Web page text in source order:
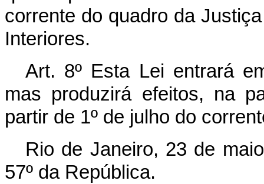
corrente do quadro da
Interiores.
Art. 8º Esta Lei entrará
mas produzirá efeitos, na
partir de 1º de julho do
Rio de Janeiro, 23 de
57º da República.